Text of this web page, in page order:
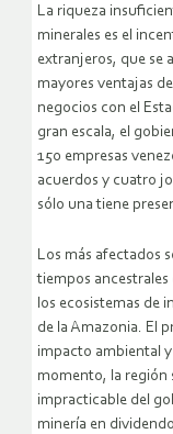
La riqueza
minerales es el
extranjeros, que se
mayores ventajas
negocios con el
gran escala, el
150 empresas
acuerdos y cuatro
sólo una tiene
Los más afectados
tiempos
los ecosistemas de
de la Amazonia. El
impacto ambiental
momento, la región
impracticable del
minería en